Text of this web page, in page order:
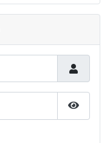
Arată